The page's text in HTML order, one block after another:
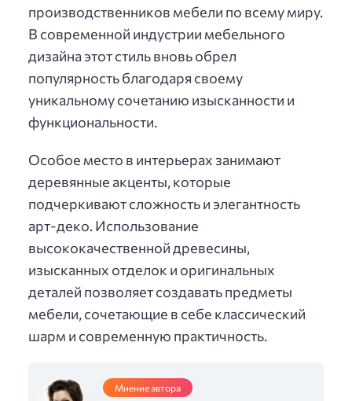
производственников мебели по всему миру.
В современной индустрии мебельного
дизайна этот стиль вновь обрел
популярность благодаря своему
уникальному сочетанию изысканности и
функциональности.
Особое место в интерьерах занимают
деревянные акценты, которые
подчеркивают сложность и элегантность
арт-деко. Использование
высококачественной древесины,
изысканных отделок и оригинальных
деталей позволяет создавать предметы
мебели, сочетающие в себе классический
шарм и современную практичность.
Мнение автора